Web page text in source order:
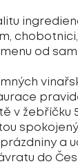
chobotnici,
od
v žebříčku
spokojený
a
do